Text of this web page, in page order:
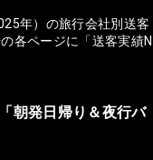
年）の旅行会社別送客
各ページに「送客実績N
朝発日帰り＆夜行バ